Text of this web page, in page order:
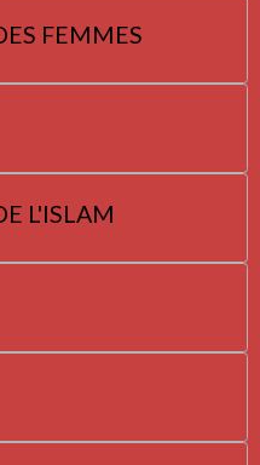
FEMMES
L'ISLAM